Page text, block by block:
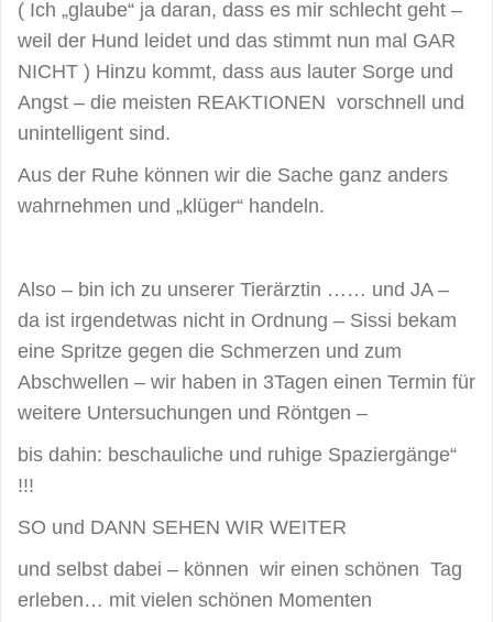
( Ich „glaube“ ja daran, dass es mir schlecht geht –
weil der Hund leidet und das stimmt nun mal GAR
NICHT ) Hinzu kommt, dass aus lauter Sorge und
Angst – die meisten REAKTIONEN vorschnell und
unintelligent sind.
Aus der Ruhe können wir die Sache ganz anders
wahrnehmen und „klüger“ handeln.
Also – bin ich zu unserer Tierärztin …… und JA –
da ist irgendetwas nicht in Ordnung – Sissi bekam
eine Spritze gegen die Schmerzen und zum
Abschwellen – wir haben in 3Tagen einen Termin für
weitere Untersuchungen und Röntgen –
bis dahin: beschauliche und ruhige Spaziergänge“
!!!
SO und DANN SEHEN WIR WEITER
und selbst dabei – können wir einen schönen Tag
erleben… mit vielen schönen Momenten